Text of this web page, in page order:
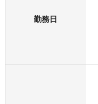
勤務日